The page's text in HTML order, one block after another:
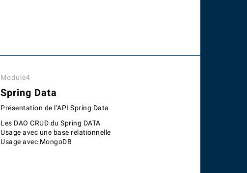
Module4
Spring Data
Présentation de l’API Spring Data
Les DAO CRUD du Spring DATA
Usage avec une base relationnelle
Usage avec MongoDB